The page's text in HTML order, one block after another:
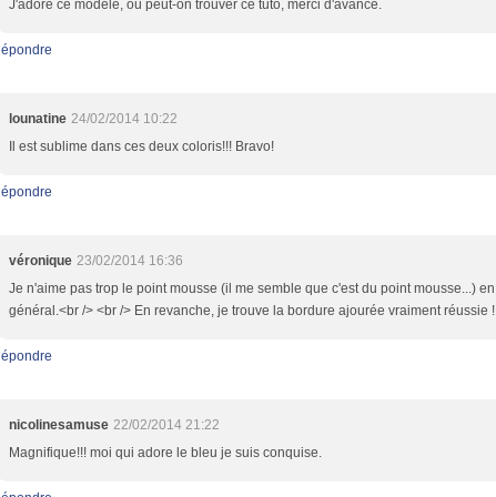
J'adore ce modèle, où peut-on trouver ce tuto, merci d'avance.
lounatine 24/02/2014 10:22
Il est sublime dans ces deux coloris!!! Bravo!
véronique 23/02/2014 16:36
Je n'aime pas trop le point mousse (il me semble que c'est du point mousse...) en
général.<br /> <br /> En revanche, je trouve la bordure ajourée vraiment réussie !
nicolinesamuse 22/02/2014 21:22
Magnifique!!! moi qui adore le bleu je suis conquise.